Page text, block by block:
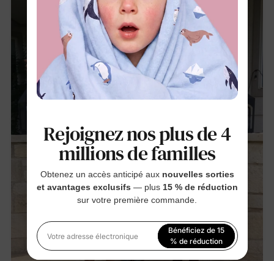
Rejoignez nos plus de 4
millions de familles
Obtenez un accès anticipé aux nouvelles sorties
et avantages exclusifs — plus 15 % de réduction
sur votre première commande.
Votre adresse électronique
Bénéficiez de 15
% de réduction